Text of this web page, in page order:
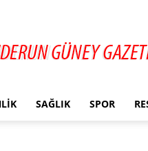
SAĞLIK SPOR